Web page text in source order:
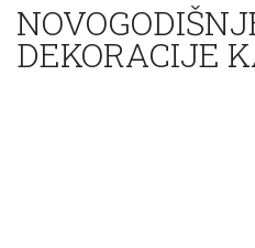
DEKORACIJE